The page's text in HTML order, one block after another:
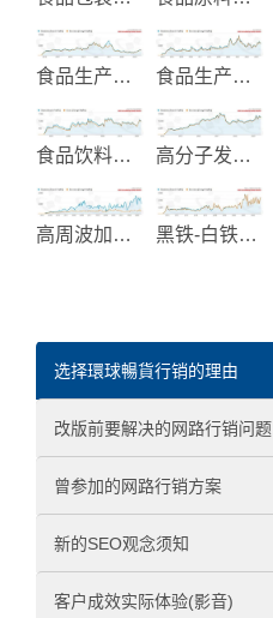
食品生产机械解决方案 食品生产设备
食品饮料及包装处理机械 高分子发泡材料制造
高周波加热设备 黑铁-白铁螺丝和复合螺丝
选择環球暢貨行销的理由
改版前要解决的网路行销问题
曾参加的网路行销方案
新的SEO观念须知
客户成效实际体验(影音)